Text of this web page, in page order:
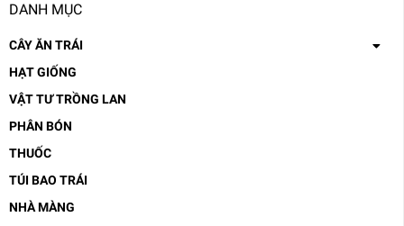
DANH MỤC
CÂY ĂN TRÁI
HẠT GIỐNG
VẬT TƯ TRỒNG LAN
PHÂN BÓN
THUỐC
TÚI BAO TRÁI
NHÀ MÀNG